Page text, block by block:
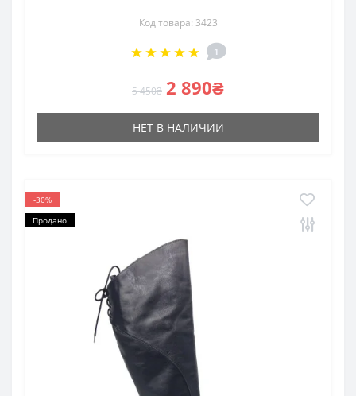
Код товара: 3423
1
5 450₴ 2 890₴
НЕТ В НАЛИЧИИ
-30%
Продано